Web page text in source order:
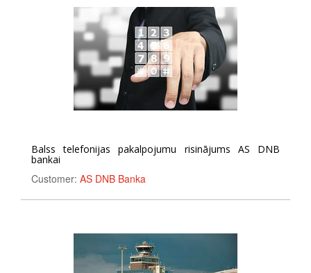
Balss telefonijas pakalpojumu risinājums AS DNB
bankai
Customer: AS DNB Banka